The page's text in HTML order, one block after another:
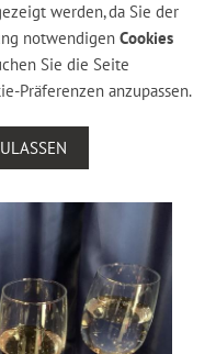
werden, da Sie der
notwendigen Cookies
Sie die Seite
Präferenzen anzupassen.